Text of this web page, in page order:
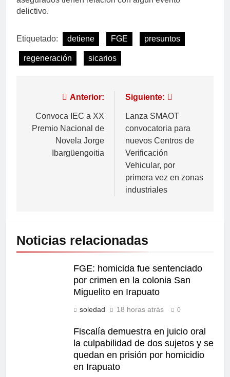
delictivo.
Etiquetado: detiene FGE presuntos
regeneración sicarios
Anterior:
Convoca IEC a XX
Premio Nacional de
Novela Jorge
Ibargüengoitia
Siguiente:
Lanza SMAOT
convocatoria para
nuevos Centros de
Verificación
Vehicular, por
primera vez en zonas
industriales
Noticias relacionadas
FGE: homicida fue sentenciado
por crimen en la colonia San
Miguelito en Irapuato
soledad 18 horas atrás 0
Fiscalía demuestra en juicio oral
la culpabilidad de dos sujetos y se
quedan en prisión por homicidio
en Irapuato